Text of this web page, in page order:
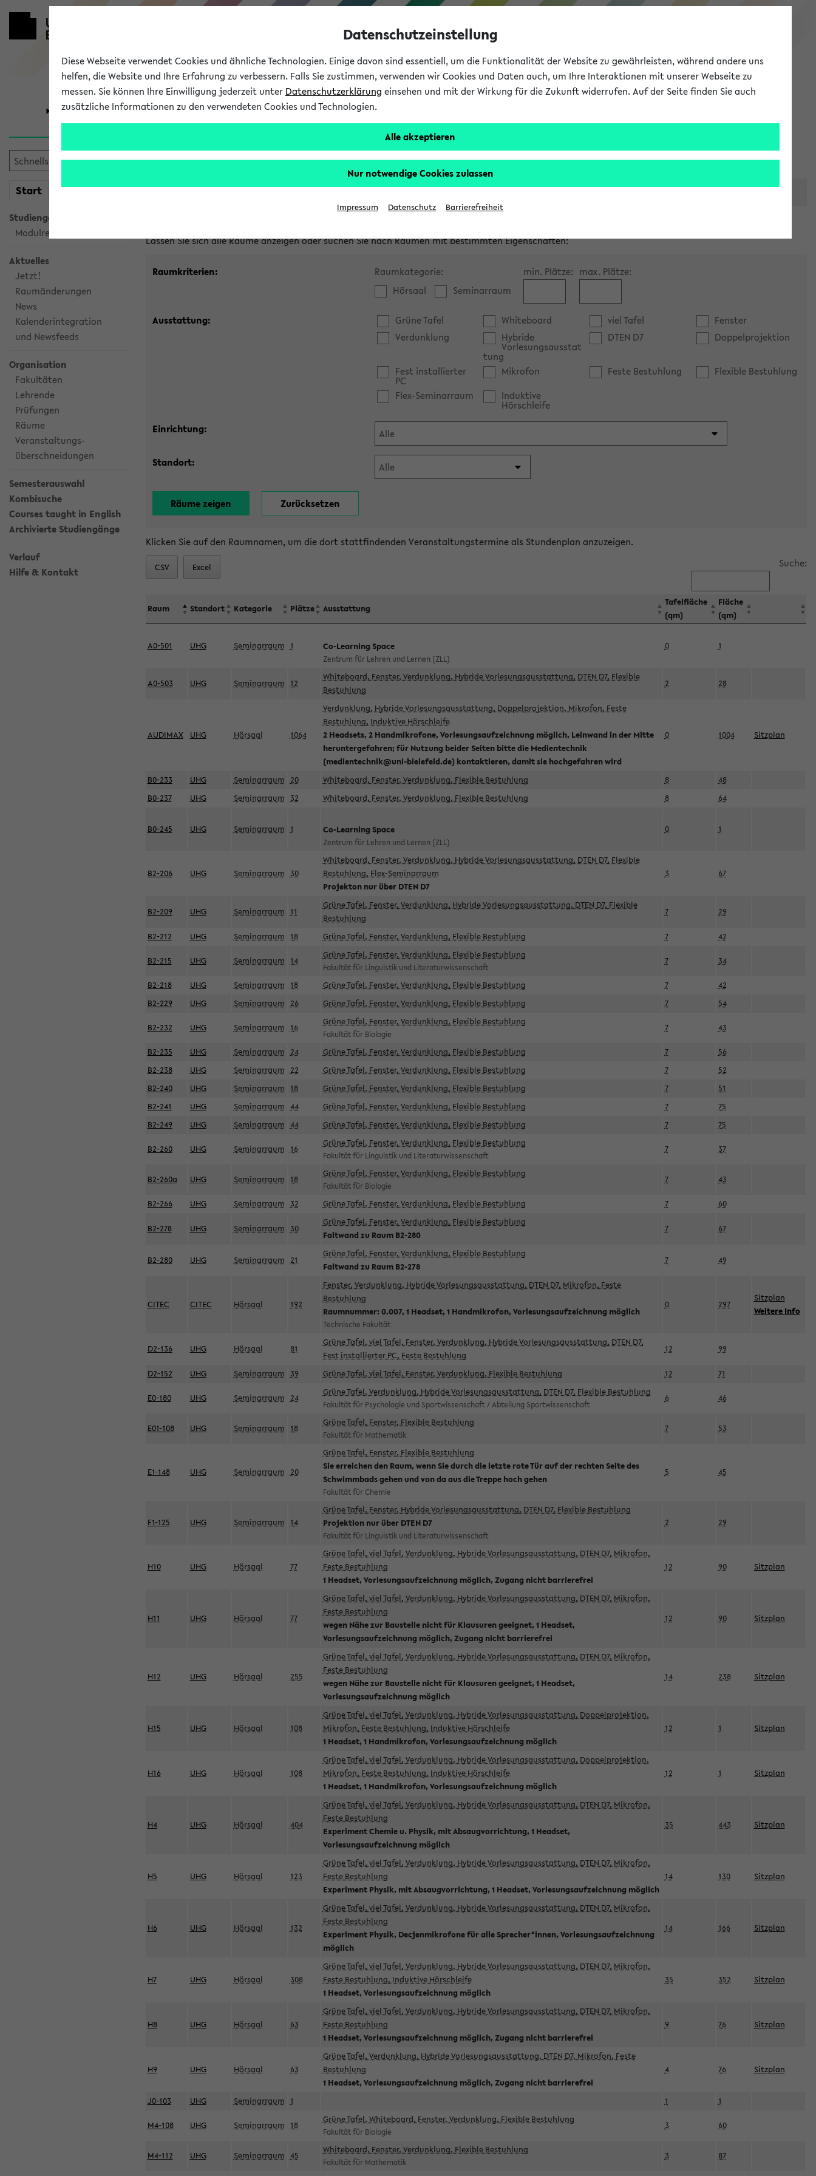
eKVV
Universität Forschung Studium
Start meineKVV
Studiengangsauswahl
Modulrecherche
Aktuelles
Jetzt!
Raumänderungen
News
Kalenderintegration
und Newsfeeds
Organisation
Fakultäten
Lehrende
Prüfungen
Räume
Veranstaltungs-
überschneidungen
Semesterauswahl
Kombisuche
Courses taught in English
Archivierte Studiengänge
Verlauf
Hilfe & Kontakt
Im eKVV verwaltete Räume
Lassen Sie sich alle Räume anzeigen oder suchen Sie nach Räumen mit bestimmten Eigenschaften:
Raumkriterien:
Raumkategorie:
Hörsaal
Seminarraum
min. Plätze: max. Plätze:
Ausstattung: Grüne Tafel Whiteboard viel Tafel
Fenster
Verdunklung
Hybride
Vorlesungsausstat
tung
DTEN D7 Doppelprojektion
Fest installierter
PC
Mikrofon Feste Bestuhlung
Flexible Bestuhlung
Flex-Seminarraum
Induktive
Hörschleife
Einrichtung:
Standort:
Klicken Sie auf den Raumnamen, um die dort stattfindenden Veranstaltungstermine als Stundenplan anzuzeigen.
CSV Excel Suche:
Raum Standort Kategorie Plätze Ausstattung
Tafelfläche
(qm)
Fläche
(qm)
A0-501 UHG Seminarraum 1 Co-Learning Space
Zentrum für Lehren und Lernen (ZLL)
0 1
A0-503 UHG Seminarraum 12
Whiteboard, Fenster, Verdunklung, Hybride Vorlesungsausstattung, DTEN D7, Flexible
Bestuhlung
2 28
AUDIMAX UHG Hörsaal 1064
Verdunklung, Hybride Vorlesungsausstattung, Doppelprojektion, Mikrofon, Feste
Bestuhlung, Induktive Hörschleife
2 Headsets, 2 Handmikrofone, Vorlesungsaufzeichnung möglich, Leinwand in der Mitte
heruntergefahren; für Nutzung beider Seiten bitte die Medientechnik
(medientechnik@uni-bielefeld.de) kontaktieren, damit sie hochgefahren wird
0 1004 Sitzplan
B0-233 UHG Seminarraum 20 Whiteboard, Fenster, Verdunklung, Flexible Bestuhlung 8
48
B0-237
UHG Seminarraum 32 Whiteboard, Fenster, Verdunklung, Flexible Bestuhlung 8 64
B0-245 UHG Seminarraum 1 Co-Learning Space
Zentrum für Lehren und Lernen (ZLL)
0 1
B2-206 UHG Seminarraum 30
Whiteboard, Fenster, Verdunklung, Hybride Vorlesungsausstattung, DTEN D7, Flexible
Bestuhlung, Flex-Seminarraum
Projekton nur über DTEN D7
3 67
B2-209 UHG Seminarraum 11
Grüne Tafel, Fenster, Verdunklung, Hybride Vorlesungsausstattung, DTEN D7, Flexible
Bestuhlung
7 29
B2-212 UHG Seminarraum 18 Grüne Tafel, Fenster, Verdunklung, Flexible Bestuhlung 7 42
B2-215 UHG Seminarraum 14
Grüne Tafel, Fenster, Verdunklung, Flexible Bestuhlung
Fakultät für Linguistik und Literaturwissenschaft
7 34
B2-218 UHG Seminarraum 18 Grüne Tafel, Fenster, Verdunklung, Flexible Bestuhlung 7
42
B2-229
UHG Seminarraum 26 Grüne Tafel, Fenster, Verdunklung, Flexible Bestuhlung 7 54
B2-232 UHG Seminarraum 16
Grüne Tafel, Fenster, Verdunklung, Flexible Bestuhlung
Fakultät für Biologie
7 43
B2-235 UHG Seminarraum 24 Grüne Tafel, Fenster, Verdunklung, Flexible Bestuhlung 7
56
B2-238
UHG Seminarraum 22 Grüne Tafel, Fenster, Verdunklung, Flexible Bestuhlung 7
52
B2-240
UHG Seminarraum 18 Grüne Tafel, Fenster, Verdunklung, Flexible Bestuhlung 7
51
B2-241
UHG Seminarraum 44 Grüne Tafel, Fenster, Verdunklung, Flexible Bestuhlung 7
75
B2-249
UHG Seminarraum 44 Grüne Tafel, Fenster, Verdunklung, Flexible Bestuhlung 7 75
B2-260 UHG Seminarraum 16
Grüne Tafel, Fenster, Verdunklung, Flexible Bestuhlung
Fakultät für Linguistik und Literaturwissenschaft
7 37
B2-260a UHG Seminarraum 18
Grüne Tafel, Fenster, Verdunklung, Flexible Bestuhlung
Fakultät für Biologie
7 43
B2-266 UHG Seminarraum 32 Grüne Tafel, Fenster, Verdunklung, Flexible Bestuhlung 7 60
B2-278 UHG Seminarraum 30
Grüne Tafel, Fenster, Verdunklung, Flexible Bestuhlung
Faltwand zu Raum B2-280
7 67
B2-280 UHG Seminarraum 21
Grüne Tafel, Fenster, Verdunklung, Flexible Bestuhlung
Faltwand zu Raum B2-278
7 49
CITEC CITEC Hörsaal 192
Fenster, Verdunklung, Hybride Vorlesungsausstattung, DTEN D7, Mikrofon, Feste
Bestuhlung
Raumnummer: 0.007, 1 Headset, 1 Handmikrofon, Vorlesungsaufzeichnung möglich
Technische Fakultät
0 297
Sitzplan
Weitere Info
D2-136 UHG Hörsaal 81
Grüne Tafel, viel Tafel, Fenster, Verdunklung, Hybride Vorlesungsausstattung, DTEN D7,
Fest installierter PC, Feste Bestuhlung
12 99
D2-152 UHG Seminarraum 39 Grüne Tafel, viel Tafel, Fenster, Verdunklung, Flexible Bestuhlung 12 71
E0-180 UHG Seminarraum 24
Grüne Tafel, Verdunklung, Hybride Vorlesungsausstattung, DTEN D7, Flexible Bestuhlung
Fakultät für Psychologie und Sportwissenschaft / Abteilung Sportwissenschaft
6 46
E01-108 UHG Seminarraum 18
Grüne Tafel, Fenster, Flexible Bestuhlung
Fakultät für Mathematik
7 53
E1-148 UHG Seminarraum 20
Grüne Tafel, Fenster, Flexible Bestuhlung
Sie erreichen den Raum, wenn Sie durch die letzte rote Tür auf der rechten Seite des
Schwimmbads gehen und von da aus die Treppe hoch gehen
Fakultät für Chemie
5 45
F1-125 UHG Seminarraum 14
Grüne Tafel, Fenster, Hybride Vorlesungsausstattung, DTEN D7, Flexible Bestuhlung
Projektion nur über DTEN D7
Fakultät für Linguistik und Literaturwissenschaft
2 29
H10 UHG Hörsaal 77
Grüne Tafel, viel Tafel, Verdunklung, Hybride Vorlesungsausstattung, DTEN D7, Mikrofon,
Feste Bestuhlung
1 Headset, Vorlesungsaufzeichnung möglich, Zugang nicht barrierefrei
12 90 Sitzplan
H11 UHG Hörsaal 77
Grüne Tafel, viel Tafel, Verdunklung, Hybride Vorlesungsausstattung, DTEN D7, Mikrofon,
Feste Bestuhlung
wegen Nähe zur Baustelle nicht für Klausuren geeignet, 1 Headset,
Vorlesungsaufzeichnung möglich, Zugang nicht barrierefrei
12 90 Sitzplan
H12 UHG Hörsaal 255
Grüne Tafel, viel Tafel, Verdunklung, Hybride Vorlesungsausstattung, DTEN D7, Mikrofon,
Feste Bestuhlung
wegen Nähe zur Baustelle nicht für Klausuren geeignet, 1 Headset,
Vorlesungsaufzeichnung möglich
14 238 Sitzplan
H15 UHG Hörsaal 108
Grüne Tafel, viel Tafel, Verdunklung, Hybride Vorlesungsausstattung, Doppelprojektion,
Mikrofon, Feste Bestuhlung, Induktive Hörschleife
1 Headset, 1 Handmikrofon, Vorlesungsaufzeichnung möglich
12 1 Sitzplan
H16 UHG Hörsaal 108
Grüne Tafel, viel Tafel, Verdunklung, Hybride Vorlesungsausstattung, Doppelprojektion,
Mikrofon, Feste Bestuhlung, Induktive Hörschleife
1 Headset, 1 Handmikrofon, Vorlesungsaufzeichnung möglich
12 1 Sitzplan
H4 UHG Hörsaal 404
Grüne Tafel, viel Tafel, Verdunklung, Hybride Vorlesungsausstattung, DTEN D7, Mikrofon,
Feste Bestuhlung
Experiment Chemie u. Physik, mit Absaugvorrichtung, 1 Headset,
Vorlesungsaufzeichnung möglich
35 443 Sitzplan
H5 UHG Hörsaal 123
Grüne Tafel, viel Tafel, Verdunklung, Hybride Vorlesungsausstattung, DTEN D7, Mikrofon,
Feste Bestuhlung
Experiment Physik, mit Absaugvorrichtung, 1 Headset, Vorlesungsaufzeichnung möglich
14 130 Sitzplan
H6 UHG Hörsaal 132
Grüne Tafel, viel Tafel, Verdunklung, Hybride Vorlesungsausstattung, DTEN D7, Mikrofon,
Feste Bestuhlung
Experiment Physik, Decjenmikrofone für alle Sprecher*innen, Vorlesungsaufzeichnung
möglich
14 166 Sitzplan
H7 UHG Hörsaal 308
Grüne Tafel, viel Tafel, Verdunklung, Hybride Vorlesungsausstattung, DTEN D7, Mikrofon,
Feste Bestuhlung, Induktive Hörschleife
1 Headset, Vorlesungsaufzeichnung möglich
35 352 Sitzplan
H8 UHG Hörsaal 63
Grüne Tafel, viel Tafel, Verdunklung, Hybride Vorlesungsausstattung, DTEN D7, Mikrofon,
Feste Bestuhlung
1 Headset, Vorlesungsaufzeichnung möglich, Zugang nicht barrierefrei
9 76 Sitzplan
H9 UHG Hörsaal 63
Grüne Tafel, Verdunklung, Hybride Vorlesungsausstattung, DTEN D7, Mikrofon, Feste
Bestuhlung
1 Headset, Vorlesungsaufzeichnung möglich, Zugang nicht barrierefrei
4 76 Sitzplan
J0-103 UHG Seminarraum 1 1 1
M4-108 UHG Seminarraum 18
Grüne Tafel, Whiteboard, Fenster, Verdunklung, Flexible Bestuhlung
Fakultät für Biologie
3 60
M4-112 UHG Seminarraum 45
Whiteboard, Fenster, Verdunklung, Flexible Bestuhlung
Fakultät für Mathematik
3 87
Datenschutzeinstellung
Diese Webseite verwendet Cookies und ähnliche Technologien. Einige davon sind essentiell, um die Funktionalität der Website zu gewährleisten, während andere uns
helfen, die Website und Ihre Erfahrung zu verbessern. Falls Sie zustimmen, verwenden wir Cookies und Daten auch, um Ihre Interaktionen mit unserer Webseite zu
messen. Sie können Ihre Einwilligung jederzeit unter Datenschutzerklärung einsehen und mit der Wirkung für die Zukunft widerrufen. Auf der Seite finden Sie auch
zusätzliche Informationen zu den verwendeten Cookies und Technologien.
Alle akzeptieren
Nur notwendige Cookies zulassen
Impressum Datenschutz Barrierefreiheit